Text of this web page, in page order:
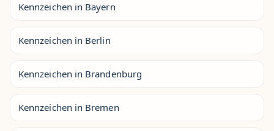
Kennzeichen in Bayern
Kennzeichen in Berlin
Kennzeichen in Brandenburg
Kennzeichen in Bremen